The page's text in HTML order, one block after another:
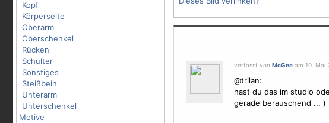
Kopf
Körperseite
Oberarm
Oberschenkel
Rücken
Schulter
Sonstiges
Steißbein
Unterarm
Unterschenkel
Motive
verfasst von McGeeam 10. Mai
@trilan:
hast du das im studio
gerade berauschend ... )